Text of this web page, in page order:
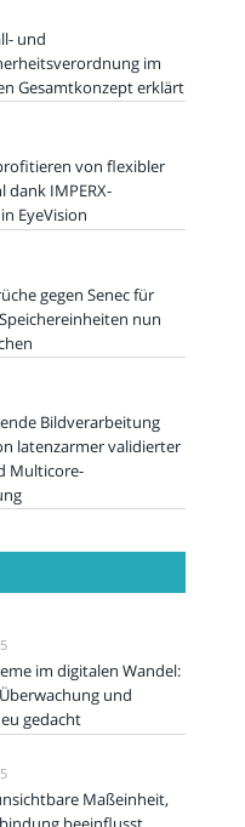
und
im
Gesamtkonzept erklärt
von flexibler
dank IMPERX-
EyeVision
gegen Senec für
nun
Bildverarbeitung
latenzarmer validierter
Multicore-
im digitalen Wandel:
und
gedacht
Maßeinheit,